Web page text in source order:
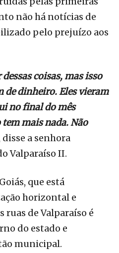
não há notícias de
pelo prejuízo aos
coisas, mas isso
de dinheiro. Eles vieram
no final do mês
tem mais nada. Não
disse a senhora
Valparaíso II.
que está
horizontal e
de Valparaíso é
do estado e
municipal.